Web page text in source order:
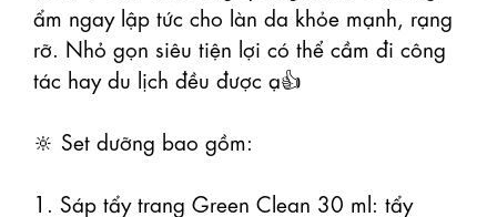
ẩm ngay lập tức cho làn da khỏe mạnh, rạng
rỡ. Nhỏ gọn siêu tiện lợi có thể cầm đi công
tác hay du lịch đều được ạ👍
🔆 Set dưỡng bao gồm:
1. Sáp tẩy trang Green Clean 30 ml: tẩy